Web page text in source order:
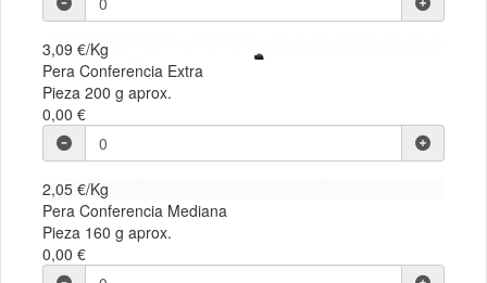
3,09 €/Kg
Pera Conferencia Extra
Pieza 200 g aprox.
0,00 €
2,05 €/Kg
Pera Conferencia Mediana
Pieza 160 g aprox.
0,00 €